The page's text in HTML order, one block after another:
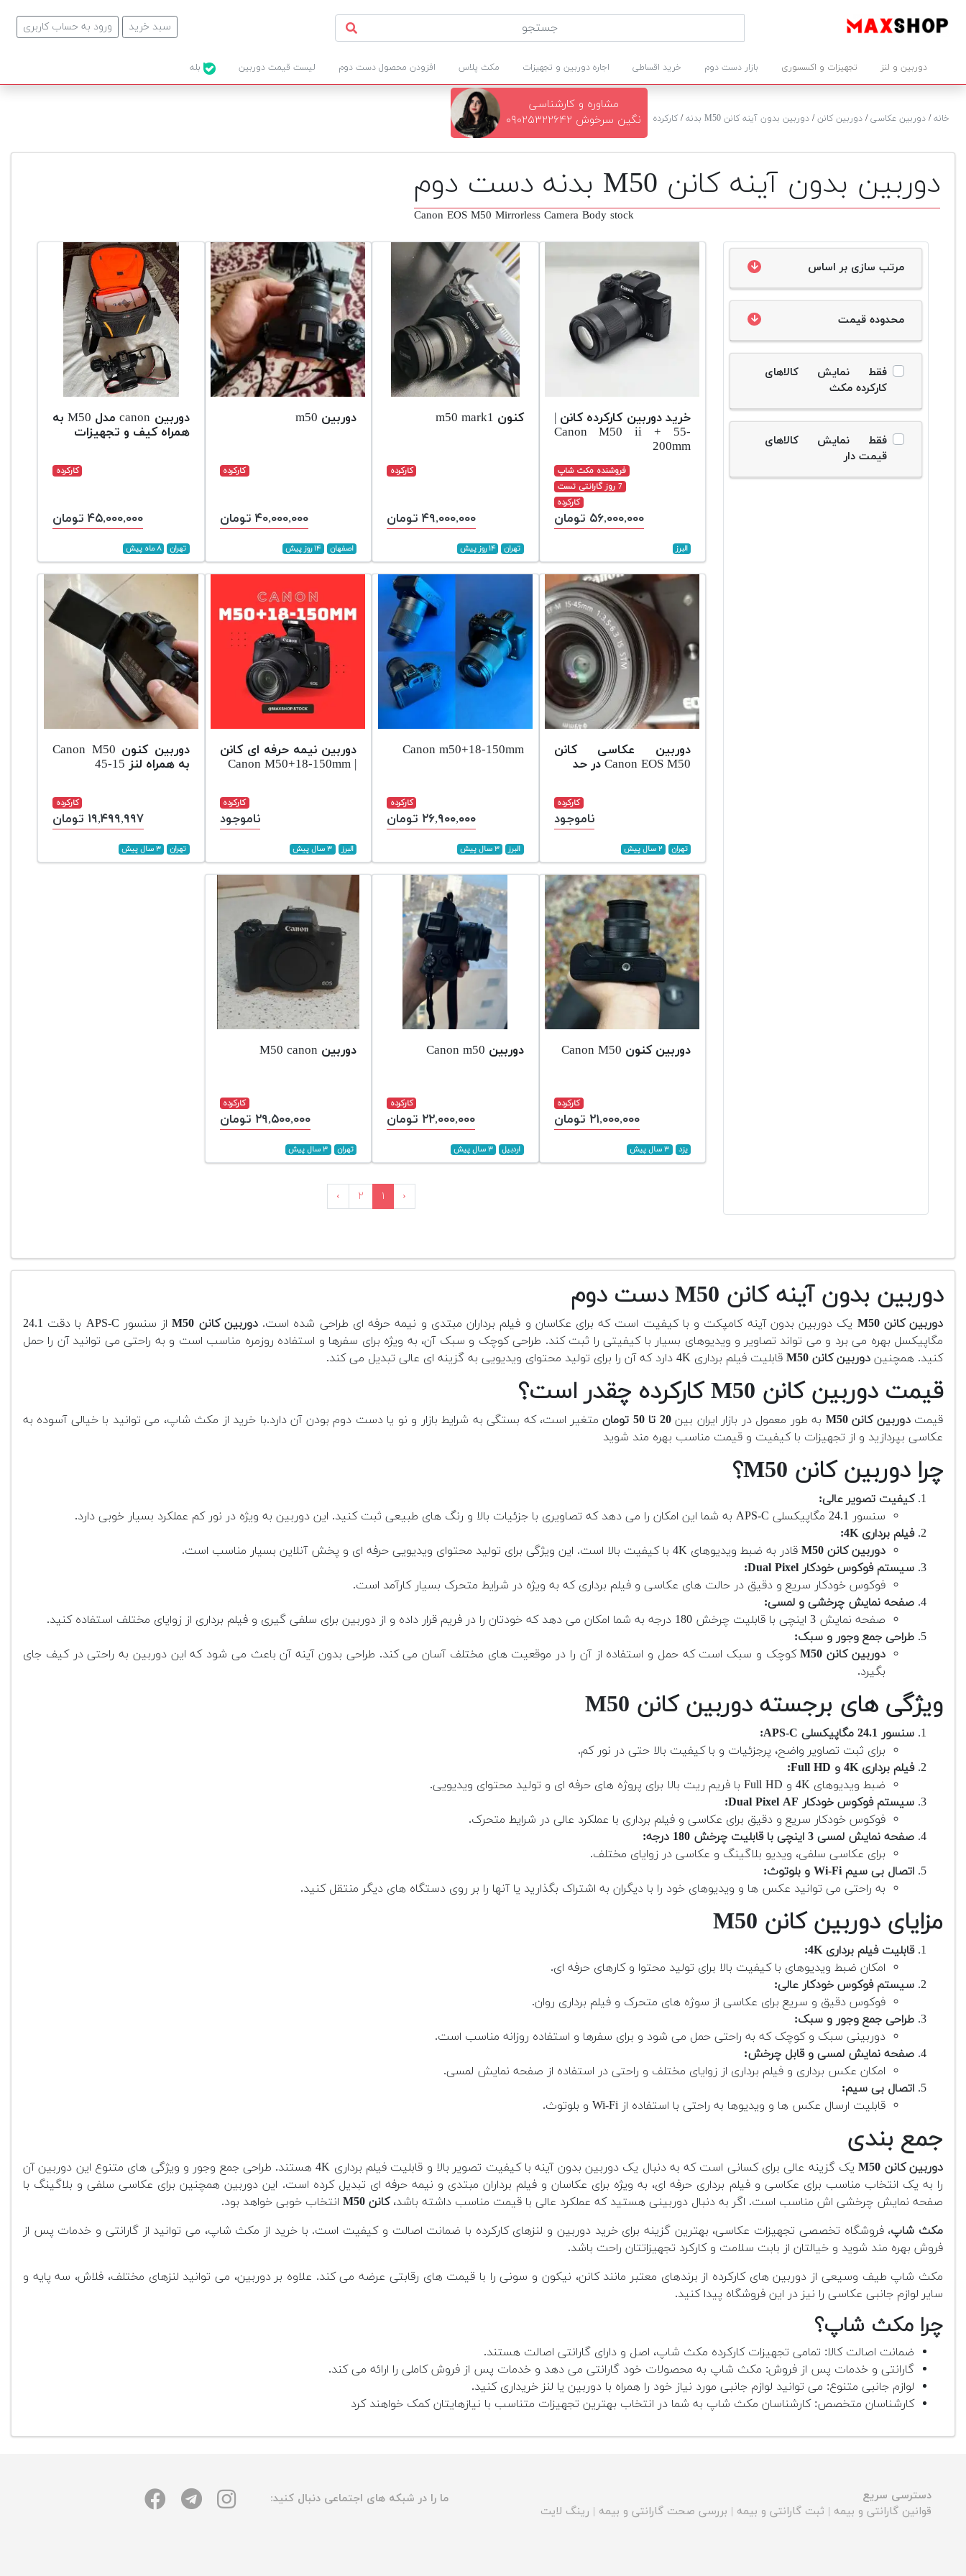
ورود به حساب کاربری سبد خرید
دوربین و لنز تجهیزات و اکسسوری بازار دست دوم خرید اقساطی اجاره دوربین و تجهیزات مکث پلاس افزودن محصول دست دوم لیست قیمت دوربین
خانه/ دوربین عکاسی/ دوربین کانن/ دوربین بدون آینه کانن M50 بدنه / کارکرده
مشاوره و کارشناسی
نگین سرخوش ۰۹۰۲۵۳۲۲۶۴۲
دوربین بدون آینه کانن M50 بدنه دست دوم
Canon EOS M50 Mirrorless Camera Body stock
مرتب سازی بر اساس
محدوده قیمت
فقط نمایش کالاهای
کارکرده مکث
فقط نمایش کالاهای
قیمت دار
خرید دوربین کارکرده کانن |
Canon M50 ii + 55-
200mm
فروشنده مکث شاپ
7 روز گارانتی تست
کارکرده
۵۶,۰۰۰,۰۰۰ تومان
البرز
کنون m50 mark1
کارکرده
۴۹,۰۰۰,۰۰۰ تومان
تهران ۱۴ روز پیش
دوربین m50
کارکرده
۴۰,۰۰۰,۰۰۰ تومان
اصفهان ۱۴ روز پیش
دوربین canon مدل M50 به
همراه کیف و تجهیزات
کارکرده
۴۵,۰۰۰,۰۰۰ تومان
تهران ۸ ماه پیش
دوربین عکاسی کانن
Canon EOS M50 در حد
کارکرده
ناموجود
تهران ۲ سال پیش
Canon m50+18-150mm
کارکرده
۲۶,۹۰۰,۰۰۰ تومان
البرز ۳ سال پیش
دوربین نیمه حرفه ای کانن
| Canon M50+18-150mm
کارکرده
ناموجود
البرز ۳ سال پیش
دوربین کنون Canon M50
به همراه لنز 15-45
کارکرده
۱۹,۴۹۹,۹۹۷ تومان
تهران ۳ سال پیش
دوربین کنون Canon M50
کارکرده
۲۱,۰۰۰,۰۰۰ تومان
یزد ۳ سال پیش
دوربین Canon m50
کارکرده
۲۲,۰۰۰,۰۰۰ تومان
اردبیل ۳ سال پیش
دوربین M50 canon
کارکرده
۲۹,۵۰۰,۰۰۰ تومان
تهران ۳ سال پیش
‹ ۱ ۲ ›
دوربین بدون آینه کانن M50 دست دوم
دوربین کانن M50 یک دوربین بدون آینه کامپکت و با کیفیت است که برای عکاسان و فیلم برداران مبتدی و نیمه حرفه ای طراحی شده است.دوربین کانن M50
از سنسور APS-C با دقت 24.1
مگاپیکسل بهره می برد و می تواند تصاویر و ویدیوهای بسیار با کیفیتی را ثبت کند. طراحی کوچک و سبک آن، به ویژه برای سفرها و استفاده روزمره مناسب است و به راحتی می توانید آن را حمل
کنید. همچنین دوربین کانن M50 قابلیت فیلم برداری 4K دارد که آن را برای تولید محتوای ویدیویی به گزینه ای عالی تبدیل می کند.
قیمت دوربین کانن M50 کارکرده چقدر است؟
قیمتدوربین کانن M50 به طور معمول در بازار ایران بین20 تا 50 تومان
متغیر است، که بستگی به شرایط بازار و نو یا دست دوم بودن آن دارد.با خرید از مکث شاپ، می توانید با خیالی آسوده به
عکاسی بپردازید و از تجهیزات با کیفیت و قیمت مناسب بهره مند شوید
چرا دوربین کانن M50؟
کیفیت تصویر عالی:
سنسور 24.1 مگاپیکسلی APS-C به شما این امکان را می دهد که تصاویری با جزئیات بالا و رنگ های طبیعی ثبت کنید. این دوربین به ویژه در نور کم عملکرد بسیار خوبی دارد.
فیلم برداری 4K:
دوربین کانن M50
قادر به ضبط ویدیوهای 4K با کیفیت بالا است. این ویژگی برای تولید محتوای ویدیویی حرفه ای و پخش آنلاین بسیار مناسب است.
سیستم فوکوس خودکار Dual Pixel:
فوکوس خودکار سریع و دقیق در حالت های عکاسی و فیلم برداری که به ویژه در شرایط متحرک بسیار کارآمد است.
صفحه نمایش چرخشی و لمسی:
صفحه نمایش 3 اینچی با قابلیت چرخش 180 درجه به شما امکان می دهد که خودتان را در فریم قرار داده و از دوربین برای سلفی گیری و فیلم برداری از زوایای مختلف استفاده کنید.
طراحی جمع وجور و سبک:
دوربین کانن M50
کوچک و سبک است که حمل و استفاده از آن را در موقعیت های مختلف آسان می کند. طراحی بدون آینه آن باعث می شود که این دوربین به راحتی در کیف جای
بگیرد.
ویژگی های برجسته دوربین کانن M50
سنسور 24.1 مگاپیکسلی APS-C:
برای ثبت تصاویر واضح، پرجزئیات و با کیفیت بالا حتی در نور کم.
فیلم برداری 4K و Full HD:
ضبط ویدیوهای 4K و Full HD با فریم ریت بالا برای پروژه های حرفه ای و تولید محتوای ویدیویی.
سیستم فوکوس خودکار Dual Pixel AF:
فوکوس خودکار سریع و دقیق برای عکاسی و فیلم برداری با عملکرد عالی در شرایط متحرک.
صفحه نمایش لمسی 3 اینچی با قابلیت چرخش 180 درجه:
برای عکاسی سلفی، ویدیو بلاگینگ و عکاسی در زوایای مختلف.
اتصال بی سیم Wi-Fi و بلوتوث:
به راحتی می توانید عکس ها و ویدیوهای خود را با دیگران به اشتراک بگذارید یا آنها را بر روی دستگاه های دیگر منتقل کنید.
مزایای دوربین کانن M50
قابلیت فیلم برداری 4K:
امکان ضبط ویدیوهای با کیفیت بالا برای تولید محتوا و کارهای حرفه ای.
سیستم فوکوس خودکار عالی:
فوکوس دقیق و سریع برای عکاسی از سوژه های متحرک و فیلم برداری روان.
طراحی جمع وجور و سبک:
دوربینی سبک و کوچک که به راحتی حمل می شود و برای سفرها و استفاده روزانه مناسب است.
صفحه نمایش لمسی و قابل چرخش:
امکان عکس برداری و فیلم برداری از زوایای مختلف و راحتی در استفاده از صفحه نمایش لمسی.
اتصال بی سیم:
قابلیت ارسال عکس ها و ویدیوها به راحتی با استفاده از Wi-Fi و بلوتوث.
جمع بندی
دوربین کانن M50
یک گزینه عالی برای کسانی است که به دنبال یک دوربین بدون آینه با کیفیت تصویر بالا و قابلیت فیلم برداری 4K هستند. طراحی جمع وجور و ویژگی های متنوع این دوربین آن
را به یک انتخاب مناسب برای عکاسی و فیلم برداری حرفه ای، به ویژه برای عکاسان و فیلم برداران مبتدی و نیمه حرفه ای تبدیل کرده است. این دوربین همچنین برای عکاسی سلفی و بلاگینگ با
صفحه نمایش چرخشی اش مناسب است. اگر به دنبال دوربینی هستید که عملکرد عالی با قیمت مناسب داشته باشد،کانن M50
انتخاب خوبی خواهد بود.
مکث شاپ، فروشگاه تخصصی تجهیزات عکاسی، بهترین گزینه برای خرید دوربین و لنزهای کارکرده با ضمانت اصالت و کیفیت است. با خرید از مکث شاپ، می توانید از گارانتی و خدمات پس از
فروش بهره مند شوید و خیالتان از بابت سلامت و کارکرد تجهیزاتتان راحت باشد.
مکث شاپ طیف وسیعی از دوربین های کارکرده از برندهای معتبر مانند کانن، نیکون و سونی را با قیمت های رقابتی عرضه می کند. علاوه بر دوربین، می توانید لنزهای مختلف، فلاش، سه پایه و
سایر لوازم جانبی عکاسی را نیز در این فروشگاه پیدا کنید.
چرا مکث شاپ؟
ضمانت اصالت کالا: تمامی تجهیزات کارکرده مکث شاپ، اصل و دارای گارانتی اصالت هستند.
گارانتی و خدمات پس از فروش: مکث شاپ به محصولات خود گارانتی می دهد و خدمات پس از فروش کاملی را ارائه می کند.
لوازم جانبی متنوع: می توانید لوازم جانبی مورد نیاز خود را همراه با دوربین یا لنز خریداری کنید.
کارشناسان متخصص: کارشناسان مکث شاپ به شما در انتخاب بهترین تجهیزات متناسب با نیازهایتان کمک خواهند کرد
دسترسی سریع
قوانین گارانتی و بیمه | ثبت گارانتی و بیمه | بررسی صحت گارانتی و بیمه | رینگ لایت
ما را در شبکه های اجتماعی دنبال کنید: